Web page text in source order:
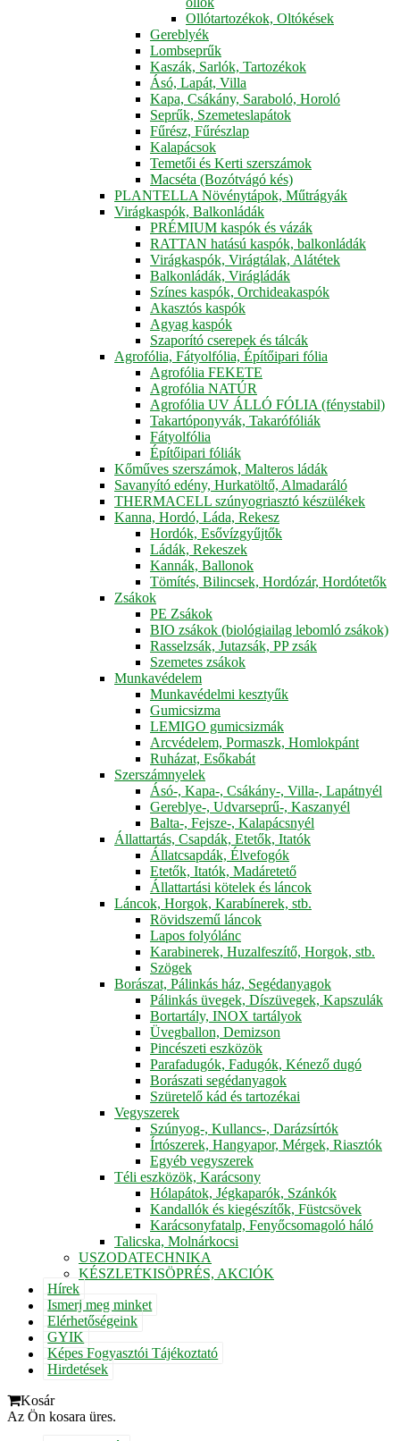
Ollótartozékok, Oltókések
Gereblyék
Lombseprűk
Kaszák, Sarlók, Tartozékok
Ásó, Lapát, Villa
Kapa, Csákány, Saraboló, Horoló
Seprűk, Szemeteslapátok
Fűrész, Fűrészlap
Kalapácsok
Temetői és Kerti szerszámok
Macséta (Bozótvágó kés)
PLANTELLA Növénytápok, Műtrágyák
Virágkaspók, Balkonládák
PRÉMIUM kaspók és vázák
RATTAN hatású kaspók, balkonládák
Virágkaspók, Virágtálak, Alátétek
Balkonládák, Virágládák
Színes kaspók, Orchideakaspók
Akasztós kaspók
Agyag kaspók
Szaporító cserepek és tálcák
Agrofólia, Fátyolfólia, Építőipari fólia
Agrofólia FEKETE
Agrofólia NATÚR
Agrofólia UV ÁLLÓ FÓLIA (fénystabil)
Takartóponyvák, Takarófóliák
Fátyolfólia
Építőipari fóliák
Kőműves szerszámok, Malteros ládák
Savanyító edény, Hurkatöltő, Almadaráló
THERMACELL szúnyogriasztó készülékek
Kanna, Hordó, Láda, Rekesz
Hordók, Esővízgyűjtők
Ládák, Rekeszek
Kannák, Ballonok
Tömítés, Bilincsek, Hordózár, Hordótetők
Zsákok
PE Zsákok
BIO zsákok (biológiailag lebomló zsákok)
Rasselzsák, Jutazsák, PP zsák
Szemetes zsákok
Munkavédelem
Munkavédelmi kesztyűk
Gumicsizma
LEMIGO gumicsizmák
Arcvédelem, Pormaszk, Homlokpánt
Ruházat, Esőkabát
Szerszámnyelek
Ásó-, Kapa-, Csákány-, Villa-, Lapátnyél
Gereblye-, Udvarseprű-, Kaszanyél
Balta-, Fejsze-, Kalapácsnyél
Állattartás, Csapdák, Etetők, Itatók
Állatcsapdák, Élvefogók
Etetők, Itatók, Madáretető
Állattartási kötelek és láncok
Láncok, Horgok, Karabínerek, stb.
Rövidszemű láncok
Lapos folyólánc
Karabinerek, Huzalfeszítő, Horgok, stb.
Szögek
Borászat, Pálinkás ház, Segédanyagok
Pálinkás üvegek, Díszüvegek, Kapszulák
Bortartály, INOX tartályok
Üvegballon, Demizson
Pincészeti eszközök
Parafadugók, Fadugók, Kénező dugó
Borászati segédanyagok
Szüretelő kád és tartozékai
Vegyszerek
Szúnyog-, Kullancs-, Darázsírtók
Írtószerek, Hangyapor, Mérgek, Riasztók
Egyéb vegyszerek
Téli eszközök, Karácsony
Hólapátok, Jégkaparók, Szánkók
Kandallók és kiegészítők, Füstcsövek
Karácsonyfatalp, Fenyőcsomagoló háló
Talicska, Molnárkocsi
USZODATECHNIKA
KÉSZLETKISÖPRÉS, AKCIÓK
Hírek
Ismerj meg minket
Elérhetőségeink
GYIK
Képes Fogyasztói Tájékoztató
Hirdetések
Kosár
Az Ön kosara üres.